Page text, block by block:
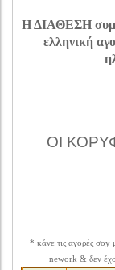
Η ΔΙΑΘΕΣΗ
ελληνική
ΟΙ
* κάνε τις αγορές σoy
nework & δεν